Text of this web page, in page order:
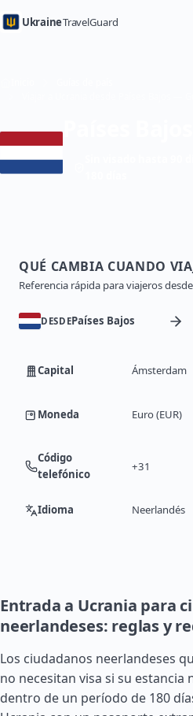
UkraineTravelGuard
QUÉ CAMBIA CUANDO
Referencia rápida para viajeros
DESDEPaíses Bajos
Capital Ámsterdam
Moneda Euro (EUR)
Código
telefónico
+31
Idioma Neerlandés
Entrada a Ucrania para
neerlandeses: reglas y
Los ciudadanos neerlandeses
no necesitan visa si su estancia
dentro de un período de 180